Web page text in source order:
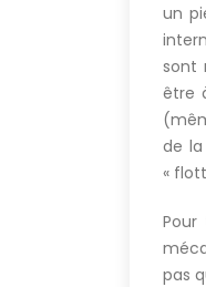
un
sont
être
de
«
pas